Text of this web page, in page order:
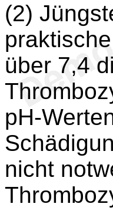
(2)
über 7,4
pH-
nicht